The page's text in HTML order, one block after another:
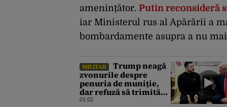
amenințător. Putin reconsideră
iar Ministerul rus al Apărării a
bombardamente asupra a nu
MILITAR
Trump neagă
zvonurile despre
penuria de muniție,
dar refuză să trimită
rachete Ucrainei:
01:02